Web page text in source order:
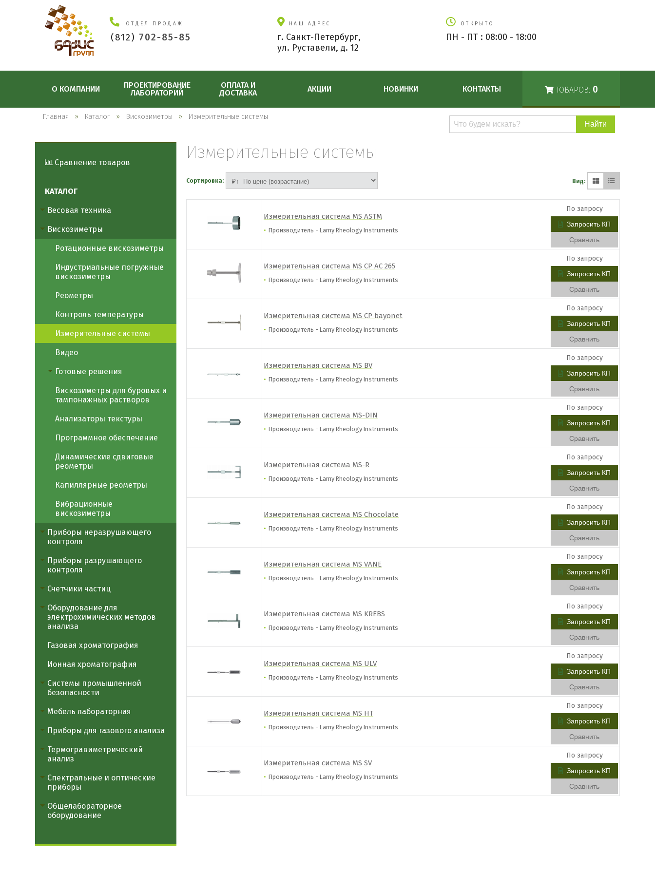
ОТДЕЛ ПРОДАЖ
(812) 702-85-85
НАШ АДРЕС
г. Санкт-Петербург,
ул. Руставели, д. 12
ОТКРЫТО
ПН - ПТ : 08:00 - 18:00
О КОМПАНИИ
ПРОЕКТИРОВАНИЕ
ЛАБОРАТОРИЙ
ОПЛАТА И
ДОСТАВКА
АКЦИИ НОВИНКИ КОНТАКТЫ ТОВАРОВ: 0
Поиск
каталогу
Главная Каталог Вискозиметры Измерительные системы
Сравнение товаров
КАТАЛОГ
Весовая техника
Вискозиметры
Ротационные вискозиметры
Индустриальные погружные
вискозиметры
Реометры
Контроль температуры
Измерительные системы
Видео
Готовые решения
Вискозиметры для буровых и
тампонажных растворов
Анализаторы текстуры
Программное обеспечение
Динамические сдвиговые
реометры
Капиллярные реометры
Вибрационные
вискозиметры
Приборы неразрушающего
контроля
Приборы разрушающего
контроля
Счетчики частиц
Оборудование для
электрохимических методов
анализа
Газовая хроматография
Ионная хроматография
Системы промышленной
безопасности
Мебель лабораторная
Приборы для газового анализа
Термогравиметрический
анализ
Спектральные и оптические
приборы
Общелабораторное
оборудование
Измерительные системы
Сортировка: Вид:
Измерительная система MS ASTM
Производитель - Lamy Rheology Instruments
По запросу
Запросить КП
Сравнить
Измерительная система MS CP AC 265
Производитель - Lamy Rheology Instruments
По запросу
Запросить КП
Сравнить
Измерительная система MS CP bayonet
Производитель - Lamy Rheology Instruments
По запросу
Запросить КП
Сравнить
Измерительная система MS BV
Производитель - Lamy Rheology Instruments
По запросу
Запросить КП
Сравнить
Измерительная система MS-DIN
Производитель - Lamy Rheology Instruments
По запросу
Запросить КП
Сравнить
Измерительная система MS-R
Производитель - Lamy Rheology Instruments
По запросу
Запросить КП
Сравнить
Измерительная система MS Chocolate
Производитель - Lamy Rheology Instruments
По запросу
Запросить КП
Сравнить
Измерительная система MS VANE
Производитель - Lamy Rheology Instruments
По запросу
Запросить КП
Сравнить
Измерительная система MS KREBS
Производитель - Lamy Rheology Instruments
По запросу
Запросить КП
Сравнить
Измерительная система MS ULV
Производитель - Lamy Rheology Instruments
По запросу
Запросить КП
Сравнить
Измерительная система MS HT
Производитель - Lamy Rheology Instruments
По запросу
Запросить КП
Сравнить
Измерительная система MS SV
Производитель - Lamy Rheology Instruments
По запросу
Запросить КП
Сравнить